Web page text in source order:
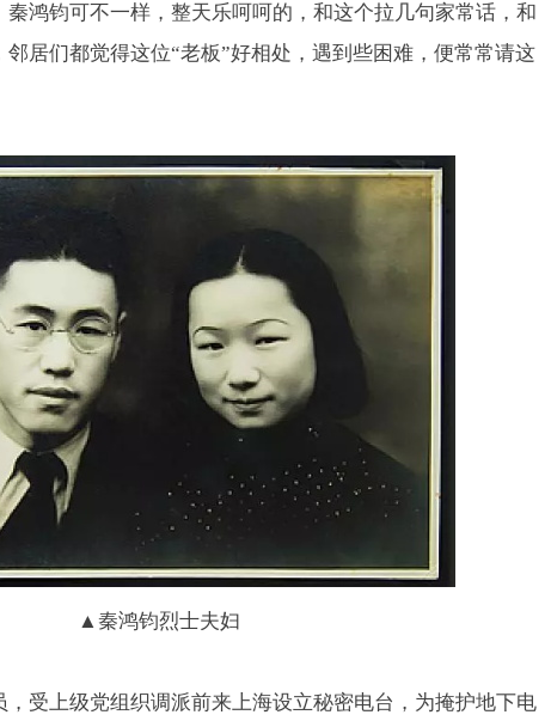
鸿钧可不一样，整天乐呵呵的，和这个拉几句家常话，和
邻居们都觉得这位“老板”好相处，遇到些困难，便常常请这
▲秦鸿钧烈士夫妇
受上级党组织调派前来上海设立秘密电台，为掩护地下电